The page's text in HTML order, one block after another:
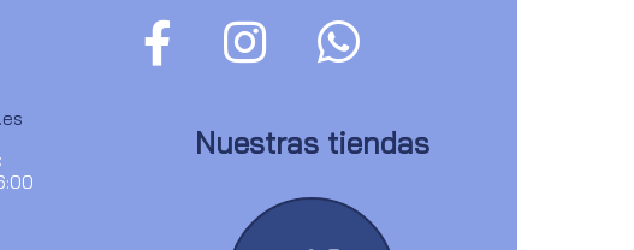
Nuestras tiendas